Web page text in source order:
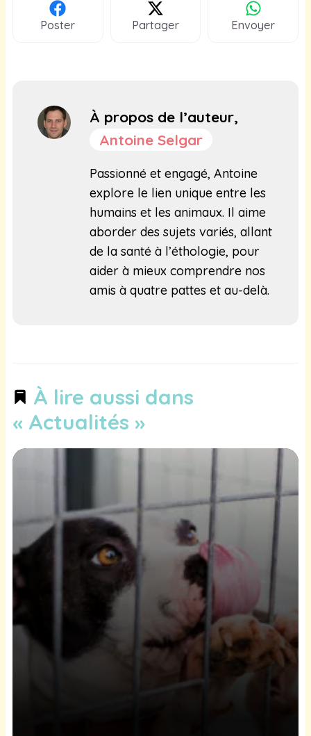
Poster Partager Envoyer
À propos de l’auteur,
Antoine Selgar
Passionné et engagé, Antoine
explore le lien unique entre les
humains et les animaux. Il aime
aborder des sujets variés, allant
de la santé à l’éthologie, pour
aider à mieux comprendre nos
amis à quatre pattes et au-delà.
À lire aussi dans
« Actualités »